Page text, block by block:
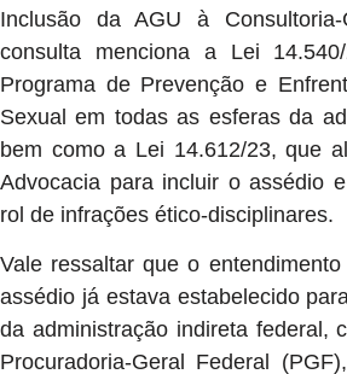
Inclusão da AGU à
consulta menciona a Lei
Programa de Prevenção e
Sexual em todas as esferas da
bem como a Lei 14.612/23, que
Advocacia para incluir o assédio
rol de infrações ético-disciplinares.
Vale ressaltar que o
assédio já estava estabelecido
da administração indireta federal,
Procuradoria-Geral Federal